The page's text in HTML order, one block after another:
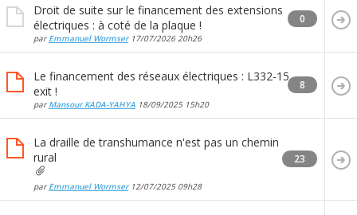
Droit de suite sur le financement des extensions
électriques : à coté de la plaque !
par Emmanuel Wormser17/07/202620h26
0
Le financement des réseaux électriques : L332-15
exit !
par Mansour KADA-YAHYA 18/09/2025 15h20
8
La draille de transhumance n'est pas un chemin
rural
par Emmanuel Wormser12/07/2025 09h28
23